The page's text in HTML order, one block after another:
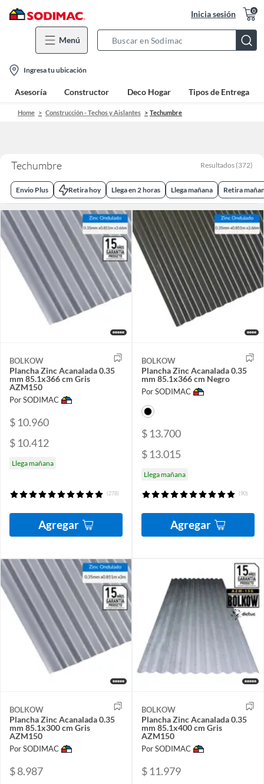
Inicia sesión 0
Menú
Bar
location-
icon
Ingresa tu ubicación
Asesoría Constructor Deco Hogar Tipos de Entrega
Home Construcción - Techos y Aislantes Techumbre
Techumbre Resultados (372)
Envio Plus Retira hoy Llega en 2 horas Llega mañana Retira
BOLKOW
Plancha Zinc Acanalada 0.35
mm 85.1x366 cm Gris
AZM150
Por SODIMAC
$ 10.960
$ 10.412
Llega mañana
(278)
Agregar
BOLKOW
Plancha Zinc Acanalada 0.35
mm 85.1x366 cm Negro
Por SODIMAC
$ 13.700
$ 13.015
Llega mañana
(90)
Agregar
BOLKOW
Plancha Zinc Acanalada 0.35
mm 85.1x300 cm Gris
AZM150
Por SODIMAC
$ 8.987
BOLKOW
Plancha Zinc Acanalada 0.35
mm 85.1x400 cm Gris
AZM150
Por SODIMAC
$ 11.979